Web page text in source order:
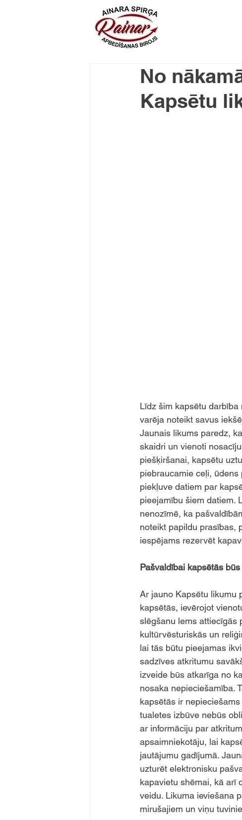
No
Kapsētu
Līdz šim kapsētu
varēja noteikt savus
Jaunais likums paredz,
skaidri un vienoti
piešķiršanai, kapsētu
piebraucamie ceļi,
piekļuve datiem par
pieejamību šiem datiem.
nenozīmē, ka
noteikt papildu prasības,
iespējams rezervēt
Pašvaldībai kapsētās
Ar jauno Kapsētu likumu
kapsētās, ievērojot
slēgšanu lems attiecīgās
kultūrvēsturiskās un
lai tās būtu pieejamas
sadzīves atkritumu
izveide būs atkarīga no
nosaka nepieciešamība.
kapsētās ir
tualetes izbūve nebūs
ar informāciju par
apsaimniekotāju, lai
jautājumu gadījumā.
uzturēt elektronisku
kapavietu shēmai, kā arī
veidu. Likuma ieviešana
mirušajiem un viņu